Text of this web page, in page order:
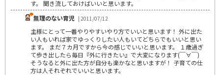
す。 聞き流しておけばいいと思います。
無理のない育児 | 2011/07/12
主様にとって一番やりやすいやり方でいいと思います！ 外に出た
い人もいれば家でゆっくりしたい人もいてどちらでもいいと思い
ます。 まだ７カ月ですから今の感じでいいと思います。 １歳過ぎ
て歩き出したら毎日『外に行きたい』で大変になります(￣∀￣)
そうなると外に出た方が自分も楽かなと思いますが！ 子育ての仕
方は人それぞれでいいと思います。